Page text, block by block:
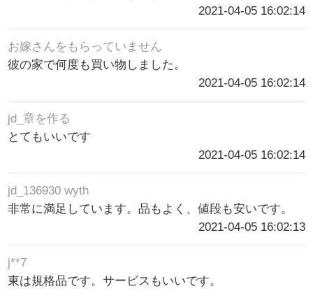
2021-04-05 16:02:14
お嫁さんをもらっていません
彼の家で何度も買い物しました。
2021-04-05 16:02:14
jd_章を作る
とてもいいです
2021-04-05 16:02:14
jd_136930 wyth
非常に満足しています。品もよく、値段も安いです。
2021-04-05 16:02:13
j**7
東は規格品です。サービスもいいです。